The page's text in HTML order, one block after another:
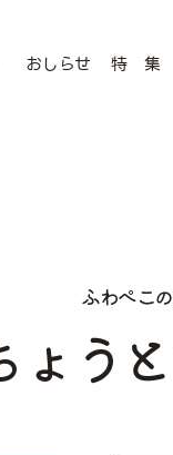
おしらせ 特 集
ふわぺこ
ょう